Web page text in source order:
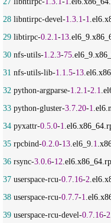
28 libntirpc-devel-1.3 1 -1
29 libtirpc-0.2 1 -13
30 nfs-utils-1.2 3-75
31 nfs-utils-lib-1.1 5-13
32 python-argparse-1.2 1 -2.1
33 python-gluster-3.7 20-1
34 pyxattr-0.5 0-1
35 rpcbind-0.2 0-13 .el6_9. 1
36 rsync-3.0 6-12
37 userspace-rcu-0.7 16-2
38 userspace-rcu-0.7 7-1
39 userspace-rcu-devel-0.7 16-2